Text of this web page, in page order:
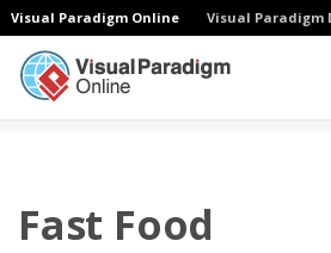
Visual Paradigm Online Visual Paradigm
Fast Food